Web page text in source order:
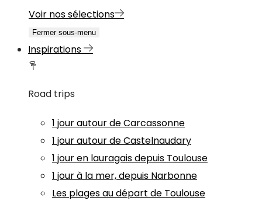
Voir nos sélections
Fermer sous-menu
Inspirations
Road trips
1 jour autour de Carcassonne
1 jour autour de Castelnaudary
1 jour en lauragais depuis Toulouse
1 jour à la mer, depuis Narbonne
Les plages au départ de Toulouse